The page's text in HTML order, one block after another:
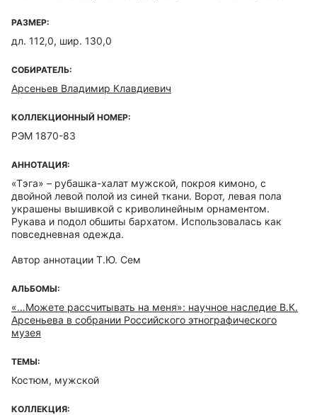
РАЗМЕР:
дл. 112,0, шир. 130,0
СОБИРАТЕЛЬ:
Арсеньев Владимир Клавдиевич
КОЛЛЕКЦИОННЫЙ НОМЕР:
РЭМ 1870-83
АННОТАЦИЯ:
«Тэга» – рубашка-халат мужской, покроя кимоно, с
двойной левой полой из синей ткани. Ворот, левая пола
украшены вышивкой с криволинейным орнаментом.
Рукава и подол обшиты бархатом. Использовалась как
повседневная одежда.
Автор аннотации Т.Ю. Сем
АЛЬБОМЫ:
«…Можете рассчитывать на меня»: научное наследие В.К.
Арсеньева в собрании Российского этнографического
музея
ТЕМЫ:
Костюм, мужской
КОЛЛЕКЦИЯ: